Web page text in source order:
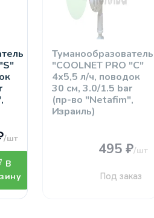
/шт
В
Туманообразователь
"COOLNET PRO "C"
4х5,5 л/ч, поводок
30 см, 3.0/1.5 bar
(пр-во "Netafim",
Израиль)
495 ₽/шт
Под заказ